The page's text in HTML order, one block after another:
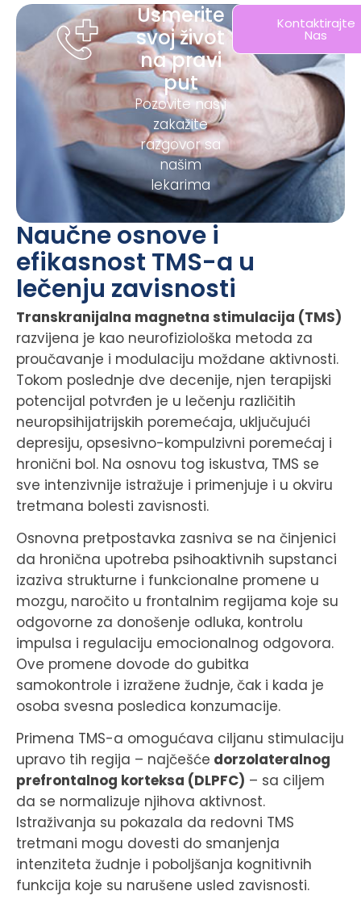
Usmerite
svoj život
na pravi
put
Pozovite nas i
zakažite
razgovor sa
našim
lekarima
Kontaktirajte
Nas
Naučne osnove i
efikasnost TMS-a u
lečenju zavisnosti
Transkranijalna magnetna stimulacija (TMS)
razvijena je kao neurofiziološka metoda za
proučavanje i modulaciju moždane aktivnosti.
Tokom poslednje dve decenije, njen terapijski
potencijal potvrđen je u lečenju različitih
neuropsihijatrijskih poremećaja, uključujući
depresiju, opsesivno-kompulzivni poremećaj i
hronični bol. Na osnovu tog iskustva, TMS se
sve intenzivnije istražuje i primenjuje i u okviru
tretmana bolesti zavisnosti.
Osnovna pretpostavka zasniva se na činjenici
da hronična upotreba psihoaktivnih supstanci
izaziva strukturne i funkcionalne promene u
mozgu, naročito u frontalnim regijama koje su
odgovorne za donošenje odluka, kontrolu
impulsa i regulaciju emocionalnog odgovora.
Ove promene dovode do gubitka
samokontrole i izražene žudnje, čak i kada je
osoba svesna posledica konzumacije.
Primena TMS-a omogućava ciljanu stimulaciju
upravo tih regija – najčešće dorzolateralnog
prefrontalnog korteksa (DLPFC) – sa ciljem
da se normalizuje njihova aktivnost.
Istraživanja su pokazala da redovni TMS
tretmani mogu dovesti do smanjenja
intenziteta žudnje i poboljšanja kognitivnih
funkcija koje su narušene usled zavisnosti.